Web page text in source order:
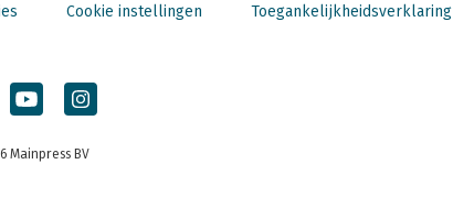
Cookie instellingen Toegankelijkheidsverklaring
Mainpress BV